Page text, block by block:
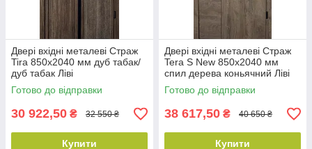
Двері вхідні металеві Страж
Tira 850х2040 мм дуб табак/
дуб табак Ліві
Готово до відправки
30 922,50 ₴ 32 550 ₴
Купити
Двері вхідні металеві Страж
Tera S New 850х2040 мм
спил дерева коньячний Ліві
Готово до відправки
38 617,50 ₴ 40 650 ₴
Купити